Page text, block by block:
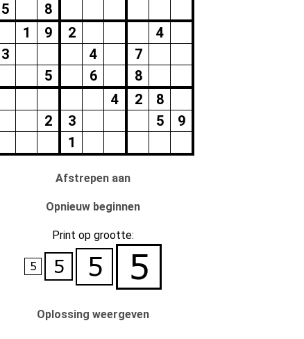
5
8
1
9 2
4
3
4
7
5
6
8
4
2
8
2
3 5
9
1
Afstrepen aan
Opnieuw beginnen
Print op grootte:
Oplossing weergeven